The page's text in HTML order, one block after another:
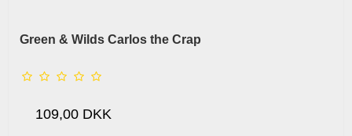
Green & Wilds Carlos the Crap
109,00 DKK